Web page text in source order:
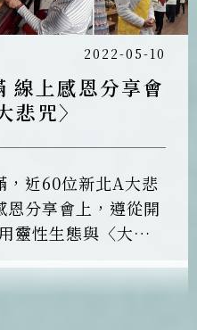
2022-05-10
線上感恩分享會
悲咒〉
，近60位新北A大悲
分享會上，遵從開
靈性生態與〈大悲
身之法」，未來持